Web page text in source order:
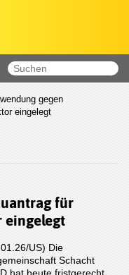
gegen
eingelegt
für
eingelegt
US) Die
Schacht